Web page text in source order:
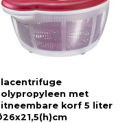
met
korf 5 liter